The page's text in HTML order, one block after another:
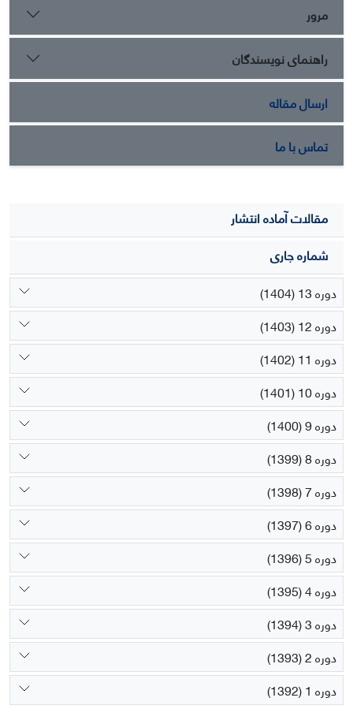
مرور
راهنمای نویسندگان
ارسال مقاله
تماس با ما
مقالات آماده انتشار
شماره جاری
دوره 13 (1404)
دوره 12 (1403)
دوره 11 (1402)
دوره 10 (1401)
دوره 9 (1400)
دوره 8 (1399)
دوره 7 (1398)
دوره 6 (1397)
دوره 5 (1396)
دوره 4 (1395)
دوره 3 (1394)
دوره 2 (1393)
دوره 1 (1392)